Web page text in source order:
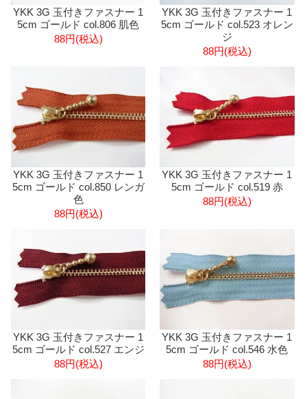
YKK 3G 玉付きファスナー 1
5cm ゴールド col.806 肌色
88円(税込)
YKK 3G 玉付きファスナー 1
5cm ゴールド col.523 オレン
ジ
88円(税込)
YKK 3G 玉付きファスナー 1
5cm ゴールド col.850 レンガ
色
88円(税込)
YKK 3G 玉付きファスナー 1
5cm ゴールド col.519 赤
88円(税込)
YKK 3G 玉付きファスナー 1
5cm ゴールド col.527 エンジ
88円(税込)
YKK 3G 玉付きファスナー 1
5cm ゴールド col.546 水色
88円(税込)